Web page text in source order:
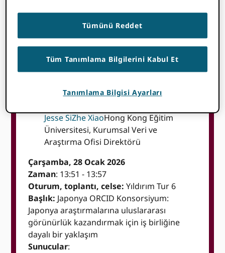
Yönetimi İş Akışları ve Ötesi
Sunucular:
Estelle Cheng, ORCID, Nişan Yöneticisi
Hong Kong Tech Co Ltd., Genel Yayın
Jesse SiZhe XiaoHong Kong Eğitim
Üniversitesi, Kurumsal Veri ve
Araştırma Ofisi Direktörü
Çarşamba, 28 Ocak 2026
Zaman: 13:51 - 13:57
Oturum, toplantı, celse:Yıldırım Tur 6
Başlık: Japonya ORCID Konsorsiyum:
Japonya araştırmalarına uluslararası
görünürlük kazandırmak için iş birliğine
dayalı bir yaklaşım
Sunucular:
Tümünü Reddet
Tüm Tanımlama Bilgilerini Kabul Et
Tanımlama Bilgisi Ayarları